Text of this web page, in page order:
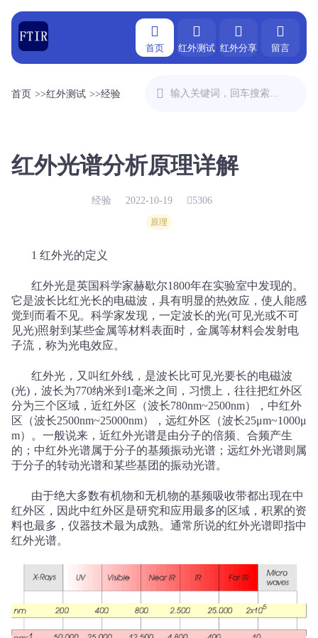
首页 红外测试 红外分享 留言
首页 >>红外测试 >>经验
红外光谱分析原理详解
经验 2022-10-19 5306
原理
1 红外光的定义
红外光是英国科学家赫歇尔1800年在实验室中发现的。
它是波长比红光长的电磁波，具有明显的热效应，使人能感
觉到而看不见。科学家发现，一定波长的光(可见光或不可
见光)照射到某些金属等材料表面时，金属等材料会发射电
子流，称为光电效应。
红外光，又叫红外线，是波长比可见光要长的电磁波
(光) ，波长为770纳米到 1毫米之间，习惯上，往往把红外区
分为三个区域，近红外区（波长780nm~2500nm），中红外
区（波长2500nm~25000nm），远红外区（波长25μm~1000μ
m）。一般说来，近红外光谱是由分子的倍频、合频产生
的；中红外光谱属于分子的基频振动光谱；远红外光谱则属
于分子的转动光谱和某些基团的振动光谱。
由于绝大多数有机物和无机物的基频吸收带都出现在中
红外区，因此中红外区是研究和应用最多的区域，积累的资
料也最多，仪器技术最为成熟。通常所说的红外光谱即指中
红外光谱。